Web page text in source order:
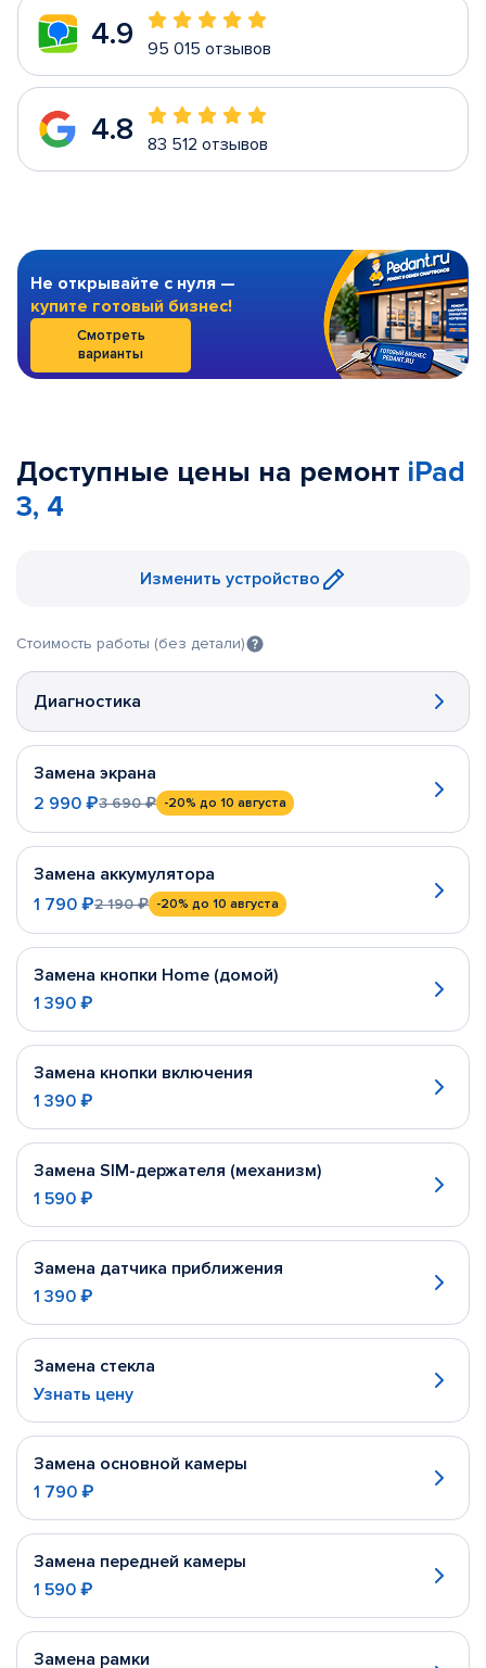
4.9 95 015 отзывов
4.8 83 512 отзывов
Не открывайте с нуля —
купите готовый бизнес!
Смотреть
варианты
Доступные цены на ремонт iPad
3, 4
Изменить устройство
Стоимость работы (без детали)
Диагностика
Замена экрана
2 990 ₽3 690 ₽ -20% до 10 августа
Замена аккумулятора
1 790 ₽2 190 ₽ -20% до 10 августа
Замена кнопки Home (домой)
1 390 ₽
Замена кнопки включения
1 390 ₽
Замена SIM-держателя (механизм)
1 590 ₽
Замена датчика приближения
1 390 ₽
Замена стекла
Узнать цену
Замена основной камеры
1 790 ₽
Замена передней камеры
1 590 ₽
Замена рамки